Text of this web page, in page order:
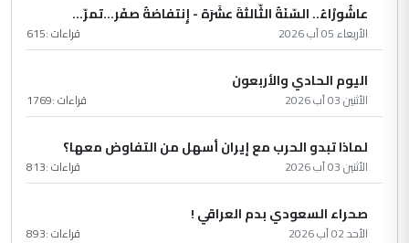
عاشُورْاءُ.. السّنَةُ الثّالثةَ عشَرَة - إِنتفاضةُ صفَر…تمرّ...
الأربعاء 05 آب 2026 قراءات :615
اليوم الحادي والأربعون
الأثنين 03 آب 2026 قراءات :1769
لماذا تبدو الحرب مع إيران أسهل من التفاوض معها؟
الأثنين 03 آب 2026 قراءات :813
صحراء السعودي بدم العراقي !
الأحد 02 آب 2026 قراءات :893